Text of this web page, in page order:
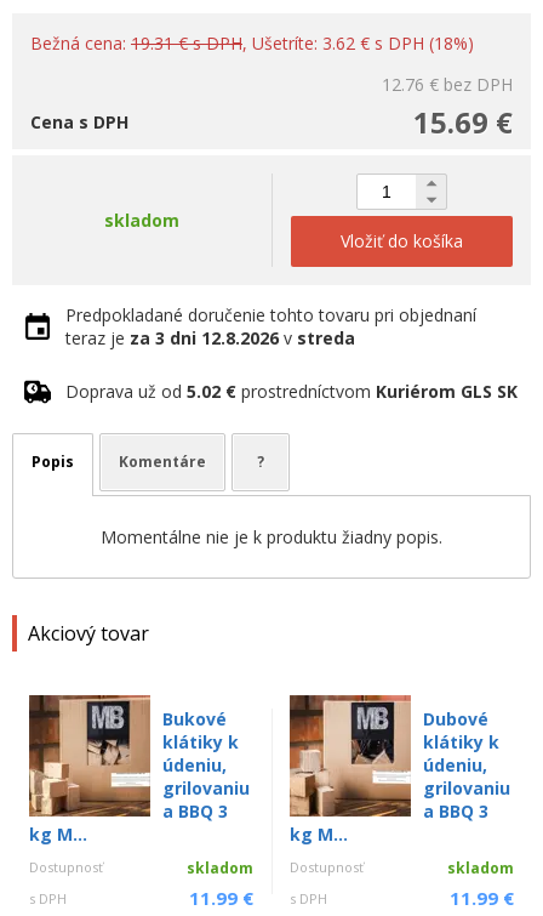
Akciový tovar
Bukové
klátiky k
údeniu,
grilovaniu
a BBQ 3
kg M...
Dostupnosť skladom
s DPH 11.99 €
Dubové
klátiky k
údeniu,
grilovaniu
a BBQ 3
kg M...
Dostupnosť skladom
s DPH 11.99 €
Bežná cena: 19.31 € s DPH, Ušetríte: 3.62 € s DPH (18%)
12.76 € bez DPH
15.69 €
Cena s DPH
skladom
Vložiť do košíka
Predpokladané doručenie tohto tovaru pri objednaní
teraz je za 3 dni 12.8.2026 v streda
Doprava už od 5.02 € prostredníctvom Kuriérom GLS SK
Popis Komentáre ?
Momentálne nie je k produktu žiadny popis.